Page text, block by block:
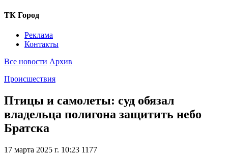
ТК Город
Реклама
Контакты
Все новости Архив
Происшествия
Птицы и самолеты: суд обязал
владельца полигона защитить небо
Братска
17 марта 2025 г. 10:23 1177